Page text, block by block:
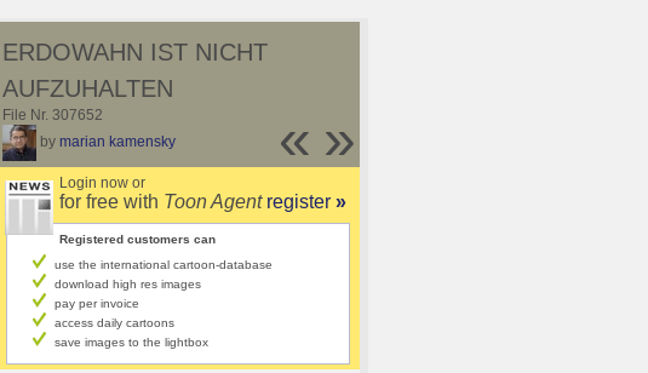
»
«
ERDOWAHN IST NICHT
AUFZUHALTEN
File Nr. 307652
by marian kamensky
Login now or
for free with Toon Agent register »
Registered customers can
use the international cartoon-database
download high res images
pay per invoice
access daily cartoons
save images to the lightbox